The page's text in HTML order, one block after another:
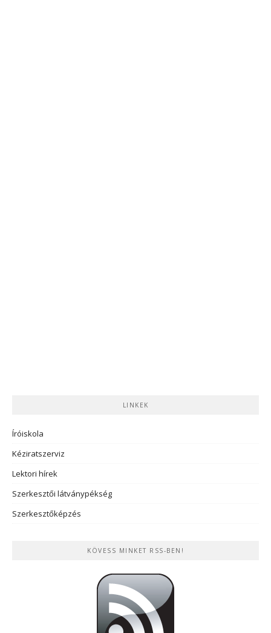
LINKEK
Íróiskola
Kéziratszerviz
Lektori hírek
Szerkesztői látványpékség
Szerkesztőképzés
KÖVESS MINKET RSS-BEN!